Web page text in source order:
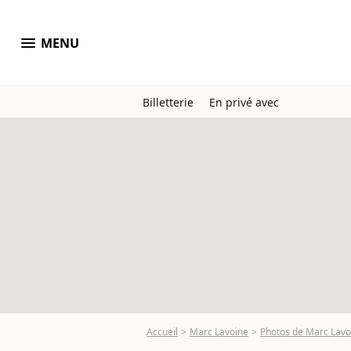
menu MENU
Billetterie En privé avec
Accueil Marc Lavoine Photos de Marc